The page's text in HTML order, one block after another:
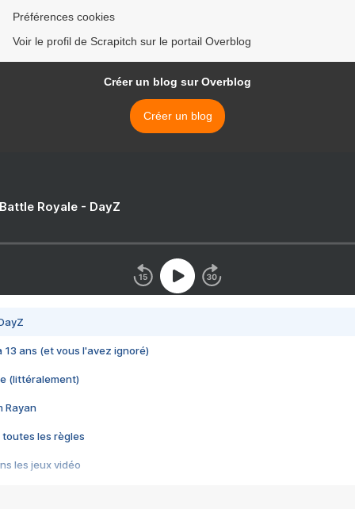
Préférences cookies
Voir le profil de Scrapitch sur le portail Overblog
Créer un blog sur Overblog
Créer un blog
Royale - DayZ
13 ans (et vous l'avez ignoré)
(littéralement)
Rayan
toutes les règles
les jeux vidéo